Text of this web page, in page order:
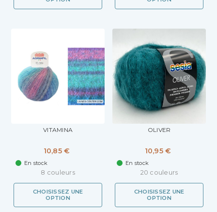
VITAMINA
10,85 €
En stock
8 couleurs
CHOISISSEZ UNE
OPTION
OLIVER
10,95 €
En stock
20 couleurs
CHOISISSEZ UNE
OPTION